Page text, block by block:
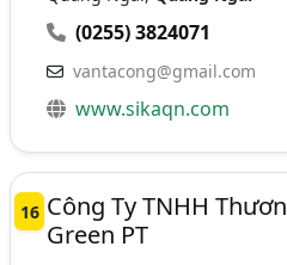
(0255) 3824071
vantacong@gmail.com
www.sikaqn.com
16 Công Ty TNHH
Green PT